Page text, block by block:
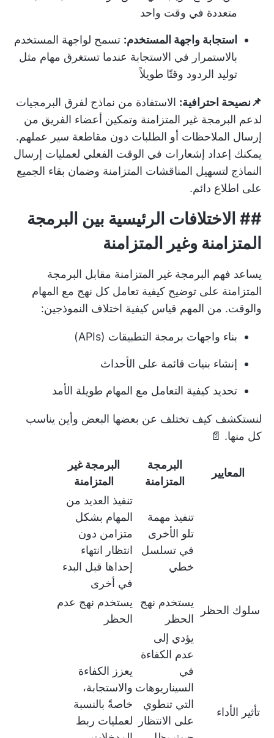
متعددة في وقت واحد
استجابة واجهة المستخدم: تسمح لواجهة المستخدم
بالاستمرار في الاستجابة عندما تستغرق مهام مثل
توليد الردود وقتًا طويلاً
📌نصيحة احترافية: الاستفادة من نماذج لفرق البرمجيات
لدعم البرمجة غير المتزامنة وتمكين أعضاء الفريق من
إرسال الملاحظات أو الطلبات دون مقاطعة سير عملهم.
يمكنك إعداد إشعارات في الوقت الفعلي لعمليات إرسال
النماذج لتسهيل المناقشات المتزامنة وضمان بقاء الجميع
على اطلاع دائم.
## الاختلافات الرئيسية بين البرمجة
المتزامنة وغير المتزامنة
يساعد فهم البرمجة غير المتزامنة مقابل البرمجة
المتزامنة على توضيح كيفية تعامل كل نهج مع المهام
والوقت. من المهم قياس كيفية اختلاف النموذجين:
بناء واجهات برمجة التطبيقات (APIs)
إنشاء بنيات قائمة على الأحداث
تحديد كيفية التعامل مع المهام طويلة الأمد
لنستكشف كيف تختلف عن بعضها البعض وأين يناسب
كل منها. 📄
المعايير
البرمجة
المتزامنة
البرمجة غير
المتزامنة
تنفيذ مهمة
تلو الأخرى
في تسلسل
خطي
تنفيذ العديد من
المهام بشكل
متزامن دون
انتظار انتهاء
إحداها قبل البدء
في أخرى
سلوك الحظر
يستخدم نهج
الحظر
يستخدم نهج عدم
الحظر
تأثير الأداء
يؤدي إلى
عدم الكفاءة
في
السيناريوهات
التي تنطوي
على الانتظار
يعزز الكفاءة
والاستجابة،
خاصةً بالنسبة
لعمليات ربط